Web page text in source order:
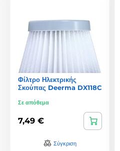
Φίλτρο Ηλεκτρικής
Σκούπας Deerma DX118C
Σε απόθεμα
7,49 €
Σύγκριση